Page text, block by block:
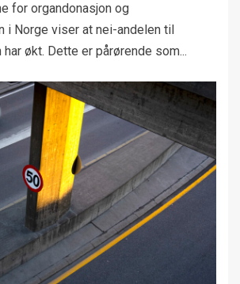
for organdonasjon og
i Norge viser at nei-andelen til
har økt. Dette er pårørende som...